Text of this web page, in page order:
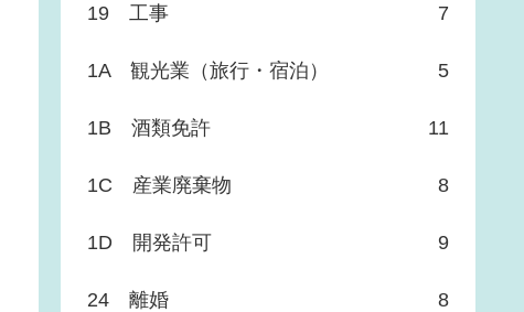
19 工事 7
1A 観光業（旅行・宿泊） 5
1B 酒類免許 11
1C 産業廃棄物 8
1D 開発許可 9
24 離婚 8